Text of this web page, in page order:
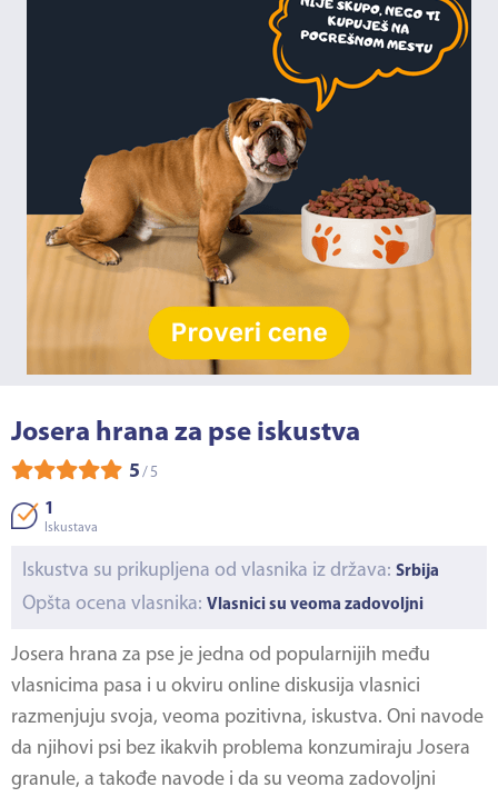
Josera hrana za pse iskustva
5 / 5
1
Iskustava
Iskustva su prikupljena od vlasnika iz država: Srbija
Opšta ocena vlasnika: Vlasnici su veoma zadovoljni
Josera hrana za pse je jedna od popularnijih među
vlasnicima pasa i u okviru online diskusija vlasnici
razmenjuju svoja, veoma pozitivna, iskustva. Oni navode
da njihovi psi bez ikakvih problema konzumiraju Josera
granule, a takođe navode i da su veoma zadovoljni